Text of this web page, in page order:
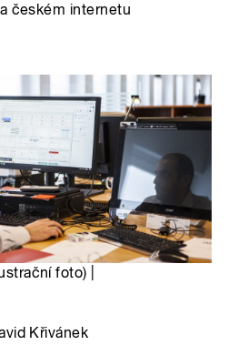
českém internetu
foto) |
Křivánek